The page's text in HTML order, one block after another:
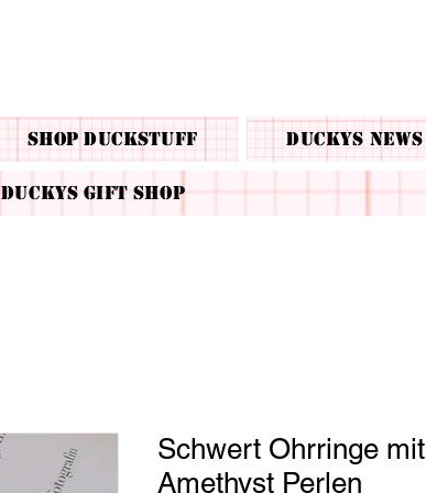
Shop Duckstuff Duckys News
Duckys Gift Shop
Schwert Ohrringe mit
Amethyst Perlen